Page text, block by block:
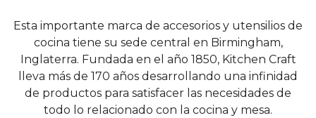
Esta importante marca de accesorios y utensilios de
cocina tiene su sede central en Birmingham,
Inglaterra. Fundada en el año 1850, Kitchen Craft
lleva más de 170 años desarrollando una infinidad
de productos para satisfacer las necesidades de
todo lo relacionado con la cocina y mesa.